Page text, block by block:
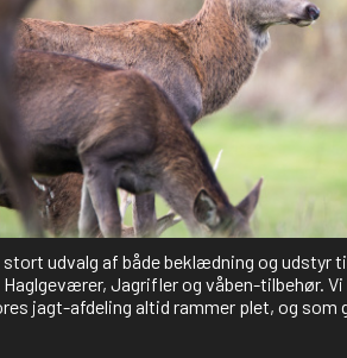
stort udvalg af både beklædning og udstyr
Jagrifler og våben-tilbehør.
jagt-afdeling altid rammer plet, og som